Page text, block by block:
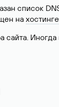
список
на